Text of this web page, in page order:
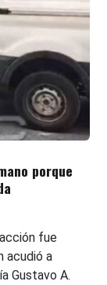
porque
fue
acudió a
Gustavo A.